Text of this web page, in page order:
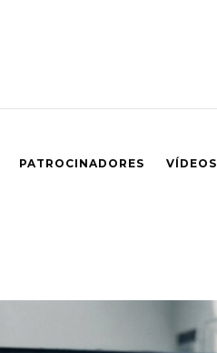
PATROCINADORES VÍDEOS